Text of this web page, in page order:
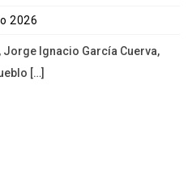
2026
Ignacio García Cuerva,
[…]